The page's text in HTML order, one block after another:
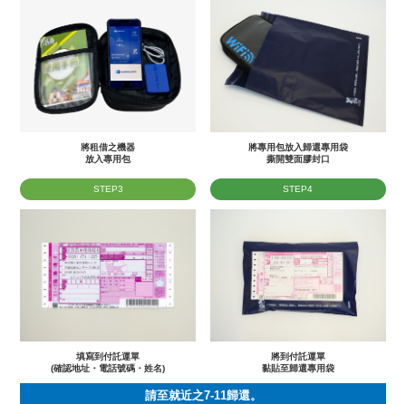
將租借之機器
放入專用包
將專用包放入歸還專用袋
撕開雙面膠封口
STEP3
填寫到付託運單
(確認地址・電話號碼・姓名)
STEP4
將到付託運單
黏貼至歸還專用袋
請至就近之7-11歸還。